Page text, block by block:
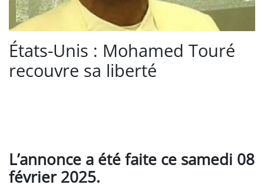
États-Unis : Mohamed Touré
recouvre sa liberté
L’annonce a été faite ce samedi 08
février 2025.